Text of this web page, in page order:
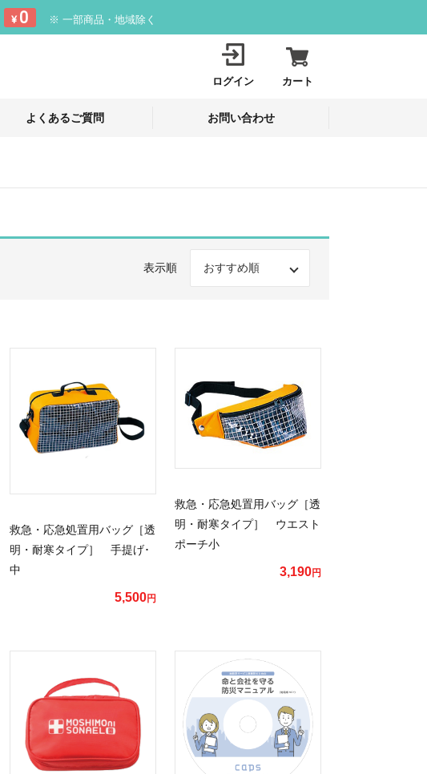
¥ 0 ※ 一部商品・地域除く
ログイン カート
よくあるご質問 お問い合わせ
表示順
救急・応急処置用バッグ［透
明・耐寒タイプ］ 手提げ･
中
5,500円
救急・応急処置用バッグ［透
明・耐寒タイプ］ ウエスト
ポーチ小
3,190円